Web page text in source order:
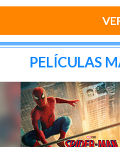
PELÍCULAS